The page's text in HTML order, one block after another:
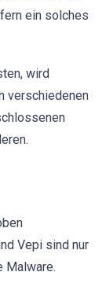
ein solches
wird
verschiedenen
Vepi sind nur
Malware.